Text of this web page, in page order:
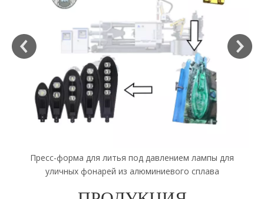
Пресс-форма для литья под давлением лампы для
уличных фонарей из алюминиевого сплава